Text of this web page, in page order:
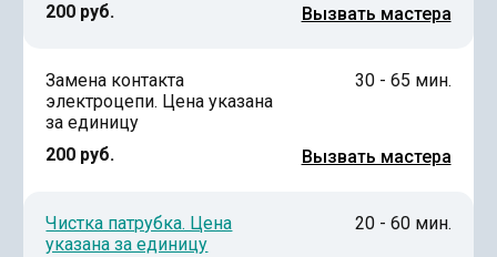
200 руб.
Вызвать мастера
Замена контакта
электроцепи. Цена указана
за единицу
200 руб.
30 - 65 мин.
Вызвать мастера
Чистка патрубка. Цена
указана за единицу
20 - 60 мин.